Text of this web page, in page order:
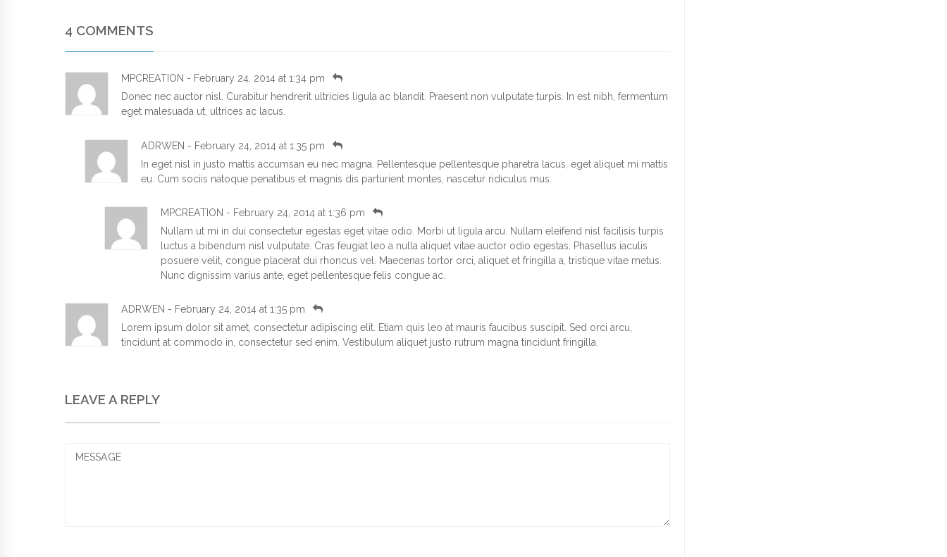
4 COMMENTS
MPCREATION - February 24, 2014 at 1:34 pm
Donec nec auctor nisl. Curabitur hendrerit ultricies ligula ac blandit. Praesent non vulputate turpis. In est nibh, fermentum
eget malesuada ut, ultrices ac lacus.
ADRWEN - February 24, 2014at1:35 pm
In eget nisl in justo mattis accumsan eu nec magna. Pellentesque pellentesque pharetra lacus, eget aliquet mi mattis
eu. Cum sociis natoque penatibus et magnis dis parturient montes, nascetur ridiculus mus.
MPCREATION - February 24, 2014at1:36 pm
Nullam ut mi in dui consectetur egestas eget vitae odio. Morbi ut ligula arcu. Nullam eleifend nisl facilisis turpis
luctus a bibendum nisl vulputate. Cras feugiat leo a nulla aliquet vitae auctor odio egestas. Phasellus iaculis
posuere velit, congue placerat dui rhoncus vel. Maecenas tortor orci, aliquet et fringilla a, tristique vitae metus.
Nunc dignissim varius ante, eget pellentesque felis congue ac.
ADRWEN - February 24, 2014 at 1:35 pm
Lorem ipsum dolor sit amet, consectetur adipiscing elit. Etiam quis leo at mauris faucibus suscipit. Sed orci arcu,
tincidunt at commodo in, consectetur sed enim. Vestibulum aliquet justo rutrum magna tincidunt fringilla.
LEAVE A REPLY